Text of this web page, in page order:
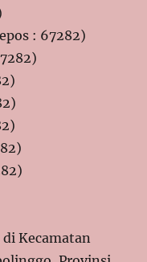
: 67282)
Kecamatan